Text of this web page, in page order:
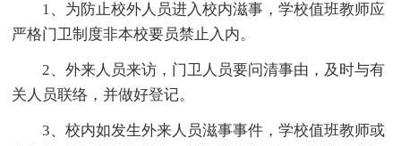
1、为防止校外人员进入校内滋事，学校值班教师应
严格门卫制度非本校要员禁止入内。
2、外来人员来访，门卫人员要问清事由，及时与有
关人员联络，并做好登记。
3、校内如发生外来人员滋事事件，学校值班教师或